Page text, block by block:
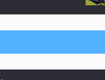
إتمام حفظ القرآن